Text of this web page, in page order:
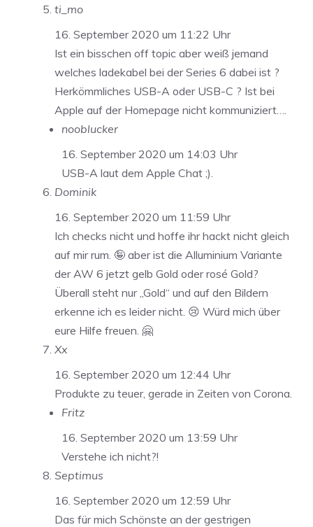
ti_mo
16. September 2020 um 11:22 Uhr
Ist ein bisschen off topic aber weiß jemand
welches ladekabel bei der Series 6 dabei ist ?
Herkömmliches USB-A oder USB-C ? Ist bei
Apple auf der Homepage nicht kommuniziert….
nooblucker
16. September 2020 um 14:03 Uhr
USB-A laut dem Apple Chat ;).
Dominik
16. September 2020 um 11:59 Uhr
Ich checks nicht und hoffe ihr hackt nicht gleich
auf mir rum. 🤪 aber ist die Alluminium Variante
der AW 6 jetzt gelb Gold oder rosé Gold?
Überall steht nur „Gold“ und auf den Bildern
erkenne ich es leider nicht. 😢 Würd mich über
eure Hilfe freuen. 🤗
Xx
16. September 2020 um 12:44 Uhr
Produkte zu teuer, gerade in Zeiten von Corona.
Fritz
16. September 2020 um 13:59 Uhr
Verstehe ich nicht?!
Septimus
16. September 2020 um 12:59 Uhr
Das für mich Schönste an der gestrigen